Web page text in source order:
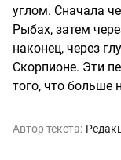
углом. Сначала
Рыбах, затем
наконец, через
Скорпионе. Эти
того, что больше
Автор текста: